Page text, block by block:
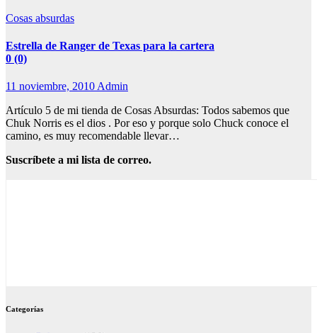
Cosas absurdas
Estrella de Ranger de Texas para la cartera
0 (0)
11 noviembre, 2010Admin
Artículo 5 de mi tienda de Cosas Absurdas: Todos sabemos que
Chuk Norris es el dios . Por eso y porque solo Chuck conoce el
camino, es muy recomendable llevar…
Suscríbete a mi lista de correo.
Categorías